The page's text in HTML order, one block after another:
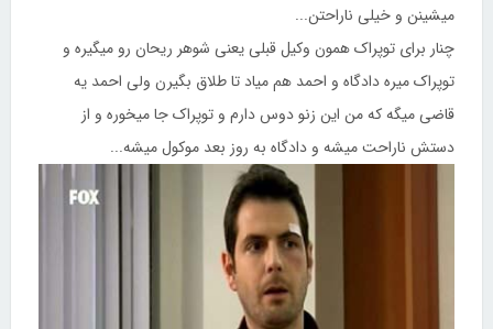
میشینن و خیلی ناراحتن...
چنار برای توپراک همون وکیل قبلی یعنی شوهر ریحان رو میگیره و
توپراک میره دادگاه و احمد هم میاد تا طلاق بگیرن ولی احمد یه
قاضی میگه که من این زنو دوس دارم و توپراک جا میخوره و از
دستش ناراحت میشه و دادگاه به روز بعد موکول میشه...